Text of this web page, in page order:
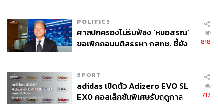
POLITICS
ศาลปกครองไม่รับฟ้อง ‘หมอสรณ’
ขอเพิกถอนมติสรรหา กสทช. ชี้ยัง
818
SPORT
adidas เปิดตัว Adizero EVO SL
EXO คอลเล็กชันพิเศษรับฤดูกาล
717